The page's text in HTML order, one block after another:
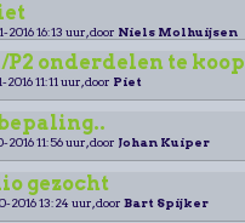
2016 16:13 uur, door Niels Molhuijsen
P2 onderdelen te koop
11:11 uur, door Piet
2016 11:56 uur, door Johan Kuiper
gezocht
2016 13:24 uur, door Bart Spijker